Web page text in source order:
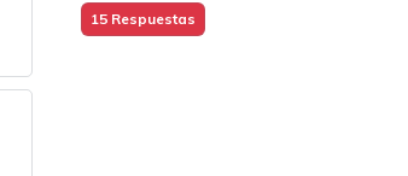
15 Respuestas